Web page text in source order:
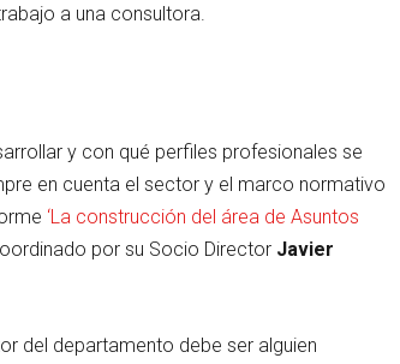
a una consultora.
y con qué perfiles profesionales se
en cuenta el sector y el marco normativo
‘La construcción del área de Asuntos
por su Socio Director Javier
del departamento debe ser alguien